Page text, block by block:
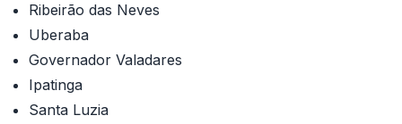
Ribeirão das Neves
Uberaba
Governador Valadares
Ipatinga
Santa Luzia